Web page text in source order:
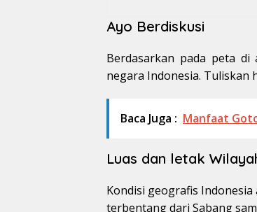
Ayo Berdiskusi
Berdasarkan pada peta di
negara Indonesia. Tuliskan
Baca Juga : Manfaat
Luas dan letak
Kondisi geografis
terbentang dari Sabang